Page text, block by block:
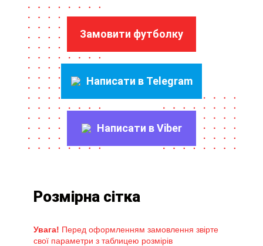
Замовити футболку
Написати в Telegram
Написати в Viber
Розмірна сітка
Увага! Перед оформленням замовлення звірте
свої параметри з таблицею розмірів